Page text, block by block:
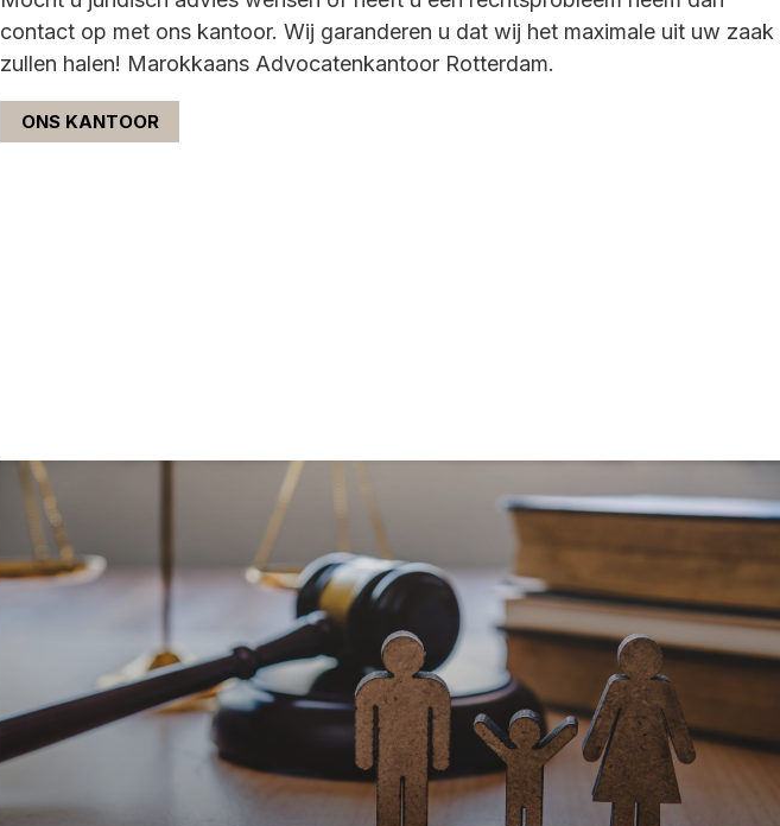
contact op met ons kantoor. Wij garanderen u dat wij het maximale uit uw zaak
zullen halen! Marokkaans Advocatenkantoor Rotterdam.
ONS KANTOOR